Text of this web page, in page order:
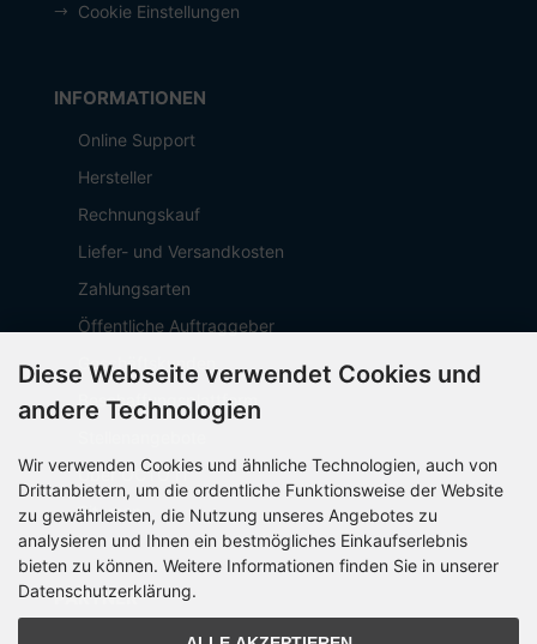
Cookie Einstellungen
INFORMATIONEN
Online Support
Hersteller
Rechnungskauf
Liefer- und Versandkosten
Zahlungsarten
Öffentliche Auftraggeber
Geschäftskunden
Beschaffungsplattform
Über OCTO IT
Sitemap
PARTNER
Diese Webseite verwendet Cookies und
andere Technologien
Wir verwenden Cookies und ähnliche Technologien, auch von
Drittanbietern, um die ordentliche Funktionsweise der Website
zu gewährleisten, die Nutzung unseres Angebotes zu
analysieren und Ihnen ein bestmögliches Einkaufserlebnis
bieten zu können. Weitere Informationen finden Sie in unserer
Datenschutzerklärung.